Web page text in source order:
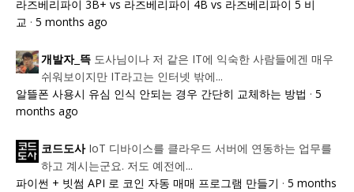
라즈베리파이 3B+ vs 라즈베리파이 4B vs 라즈베리파이 5 비
교 · 5 months ago
개발자_뜩 도사님이나 저 같은 IT에 익숙한 사람들에겐 매우
쉬워보이지만 IT라고는 인터넷 밖에...
알뜰폰 사용시 유심 인식 안되는 경우 간단히 교체하는 방법 · 5
months ago
코드도사 IoT 디바이스를 클라우드 서버에 연동하는 업무를
하고 계시는군요. 저도 예전에...
파이썬 + 빗썸 API 로 코인 자동 매매 프로그램 만들기 · 5 months